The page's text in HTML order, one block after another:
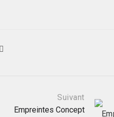
Suivant
Empreintes Concept